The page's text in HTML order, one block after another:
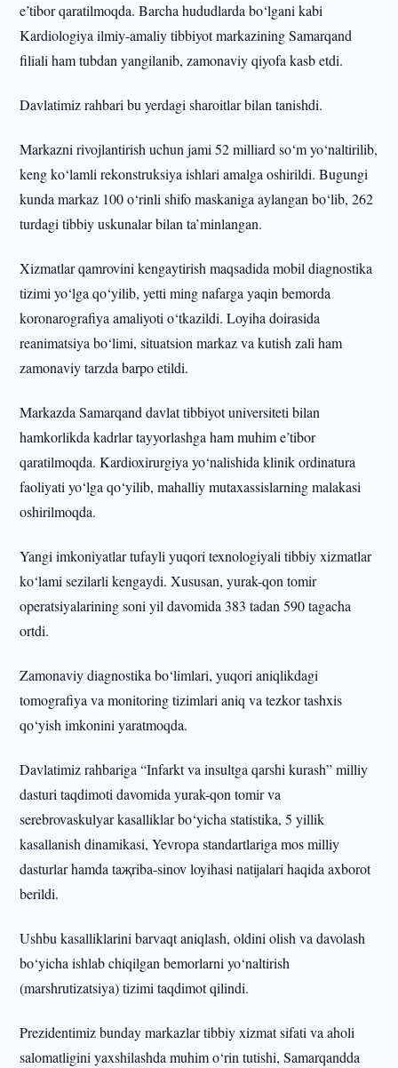
e’tibor qaratilmoqda. Barcha hududlarda bo‘lgani kabi
Kardiologiya ilmiy-amaliy tibbiyot markazining Samarqand
filiali ham tubdan yangilanib, zamonaviy qiyofa kasb etdi.
Davlatimiz rahbari bu yerdagi sharoitlar bilan tanishdi.
Markazni rivojlantirish uchun jami 52 milliard so‘m yo‘naltirilib,
keng ko‘lamli rekonstruksiya ishlari amalga oshirildi. Bugungi
kunda markaz 100 o‘rinli shifo maskaniga aylangan bo‘lib, 262
turdagi tibbiy uskunalar bilan ta’minlangan.
Xizmatlar qamrovini kengaytirish maqsadida mobil diagnostika
tizimi yo‘lga qo‘yilib, yetti ming nafarga yaqin bemorda
koronarografiya amaliyoti o‘tkazildi. Loyiha doirasida
reanimatsiya bo‘limi, situatsion markaz va kutish zali ham
zamonaviy tarzda barpo etildi.
Markazda Samarqand davlat tibbiyot universiteti bilan
hamkorlikda kadrlar tayyorlashga ham muhim e’tibor
qaratilmoqda. Kardioxirurgiya yo‘nalishida klinik ordinatura
faoliyati yo‘lga qo‘yilib, mahalliy mutaxassislarning malakasi
oshirilmoqda.
Yangi imkoniyatlar tufayli yuqori texnologiyali tibbiy xizmatlar
ko‘lami sezilarli kengaydi. Xususan, yurak-qon tomir
operatsiyalarining soni yil davomida 383 tadan 590 tagacha
ortdi.
Zamonaviy diagnostika bo‘limlari, yuqori aniqlikdagi
tomografiya va monitoring tizimlari aniq va tezkor tashxis
qo‘yish imkonini yaratmoqda.
Davlatimiz rahbariga “Infarkt va insultga qarshi kurash” milliy
dasturi taqdimoti davomida yurak-qon tomir va
serebrovaskulyar kasalliklar bo‘yicha statistika, 5 yillik
kasallanish dinamikasi, Yevropa standartlariga mos milliy
dasturlar hamda taҗriba-sinov loyihasi natijalari haqida axborot
berildi.
Ushbu kasalliklarini barvaqt aniqlash, oldini olish va davolash
bo‘yicha ishlab chiqilgan bemorlarni yo‘naltirish
(marshrutizatsiya) tizimi taqdimot qilindi.
Prezidentimiz bunday markazlar tibbiy xizmat sifati va aholi
salomatligini yaxshilashda muhim o‘rin tutishi, Samarqandda